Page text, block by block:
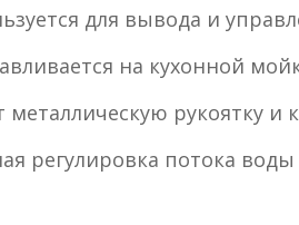
для вывода и
на кухонной
металлическую рукоятку
регулировка потока воды